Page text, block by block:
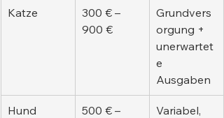
Katze
300 € –
900 €
Grundvers
orgung +
unerwartet
e
Ausgaben
Hund
500 € –
Variabel,